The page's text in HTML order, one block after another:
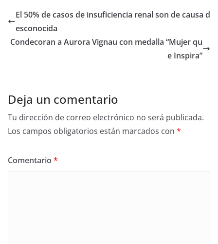
e
b
o
er e
El 50% de casos de insuficiencia renal son de causa d
esconocida
Condecoran a Aurora Vignau con medalla “Mujer qu
e Inspira”
Deja un comentario
Tu dirección de correo electrónico no será publicada.
Los campos obligatorios están marcados con *
Comentario *